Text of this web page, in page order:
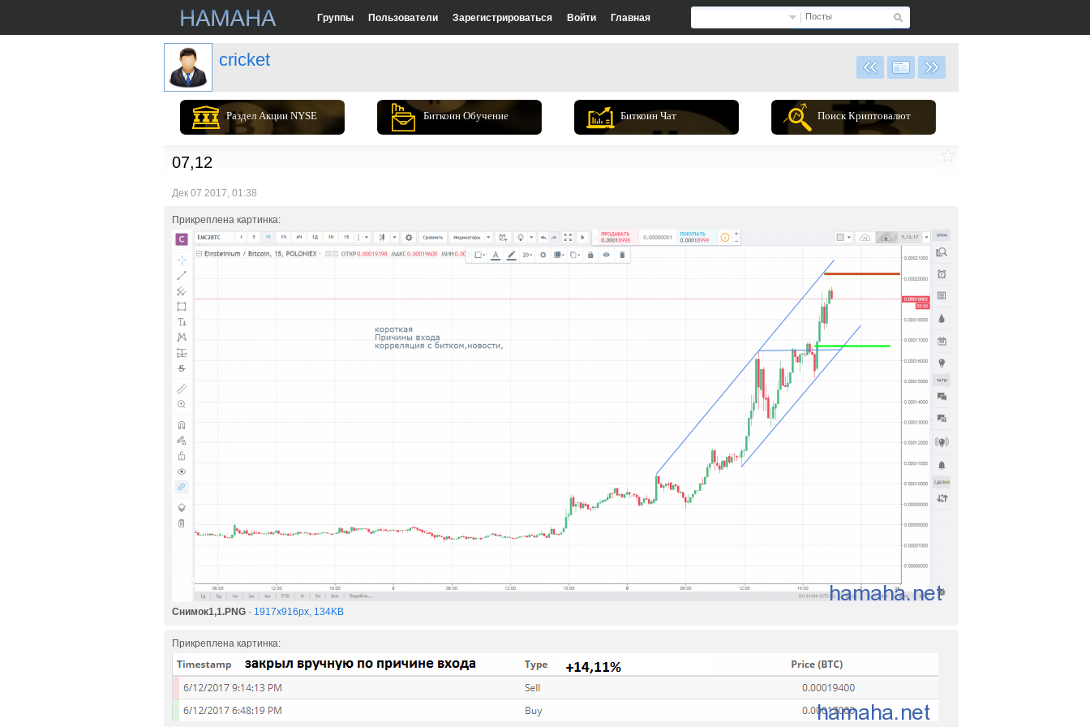
Посты
Группы Пользователи Зарегистрироваться Войти Главная
cricket
Раздел Акции NYSE Биткоин Обучение Биткоин Чат Поиск Криптовалют
07,12
Дек 07 2017, 01:38
Прикреплена картинка:
Снимок1,1.PNG · 1917x916px, 134KB
Прикреплена картинка: